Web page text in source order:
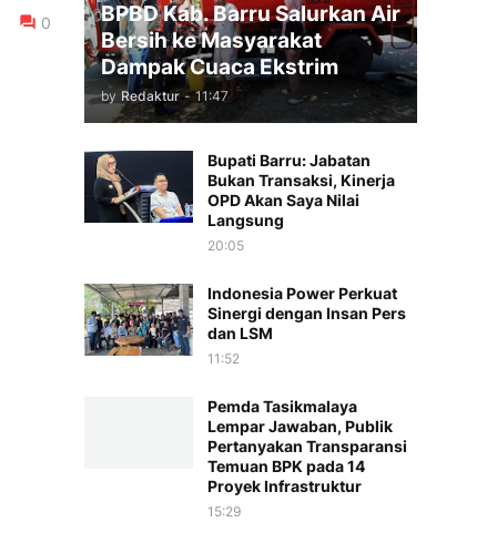
0
BPBD Kab. Barru Salurkan Air
Bersih ke Masyarakat
Dampak Cuaca Ekstrim
by Redaktur - 11:47
Bupati Barru: Jabatan
Bukan Transaksi, Kinerja
OPD Akan Saya Nilai
Langsung
20:05
Indonesia Power Perkuat
Sinergi dengan Insan Pers
dan LSM
11:52
Pemda Tasikmalaya
Lempar Jawaban, Publik
Pertanyakan Transparansi
Temuan BPK pada 14
Proyek Infrastruktur
15:29